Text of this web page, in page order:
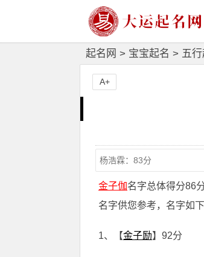
起名网 > 宝宝起名 > 五
金子伽名字总体得分86
名字供您参考，名字如下
1、【金子励】92分
A+